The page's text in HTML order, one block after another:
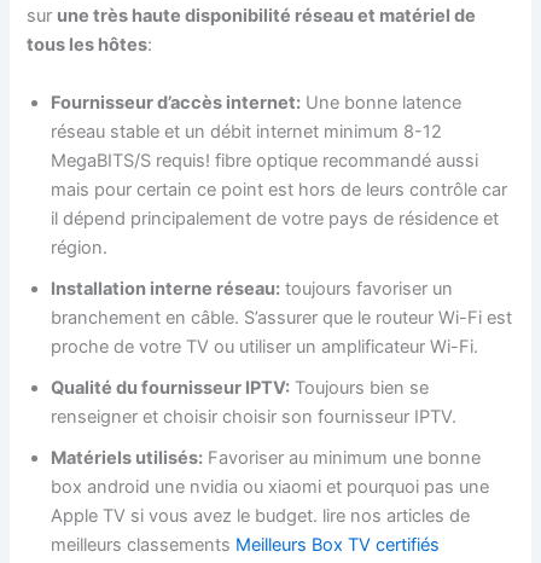
sur une très haute disponibilité réseau et matériel de
tous les hôtes:
Fournisseur d’accès internet: Une bonne latence
réseau stable et un débit internet minimum 8-12
MegaBITS/S requis! fibre optique recommandé aussi
mais pour certain ce point est hors de leurs contrôle car
il dépend principalement de votre pays de résidence et
région.
Installation interne réseau: toujours favoriser un
branchement en câble. S’assurer que le routeur Wi-Fi est
proche de votre TV ou utiliser un amplificateur Wi-Fi.
Qualité du fournisseur IPTV: Toujours bien se
renseigner et choisir choisir son fournisseur IPTV.
Matériels utilisés: Favoriser au minimum une bonne
box android une nvidia ou xiaomi et pourquoi pas une
Apple TV si vous avez le budget. lire nos articles de
meilleurs classements Meilleurs Box TV certifiés